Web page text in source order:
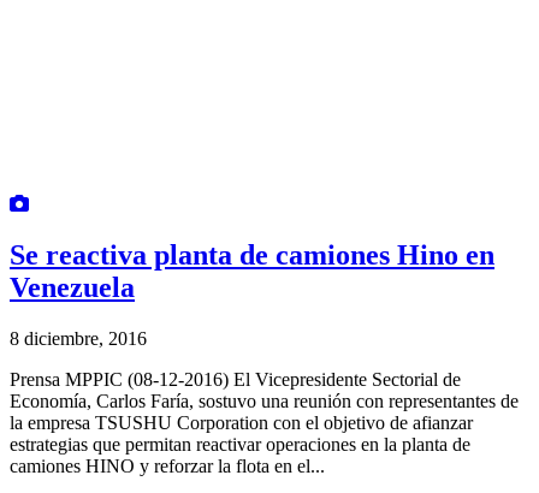
Se reactiva planta de camiones Hino en
Venezuela
8 diciembre, 2016
Prensa MPPIC (08-12-2016) El Vicepresidente Sectorial de
Economía, Carlos Faría, sostuvo una reunión con representantes de
la empresa TSUSHU Corporation con el objetivo de afianzar
estrategias que permitan reactivar operaciones en la planta de
camiones HINO y reforzar la flota en el...